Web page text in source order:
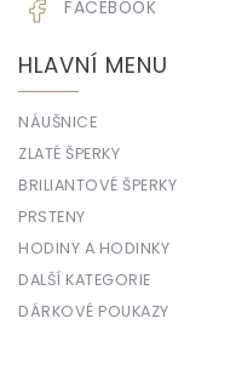
FACEBOOK
HLAVNÍ MENU
NÁUŠNICE
ZLATÉ ŠPERKY
BRILIANTOVÉ ŠPERKY
PRSTENY
HODINY A HODINKY
DALŠÍ KATEGORIE
DÁRKOVÉ POUKAZY